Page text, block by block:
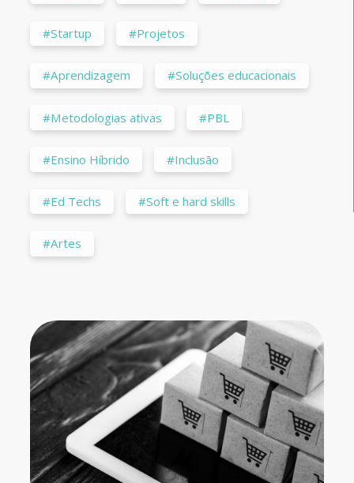
#Startup #Projetos
#Aprendizagem #Soluções educacionais
#Metodologias ativas #PBL
#Ensino Híbrido #Inclusão
#Ed Techs #Soft e hard skills
#Artes